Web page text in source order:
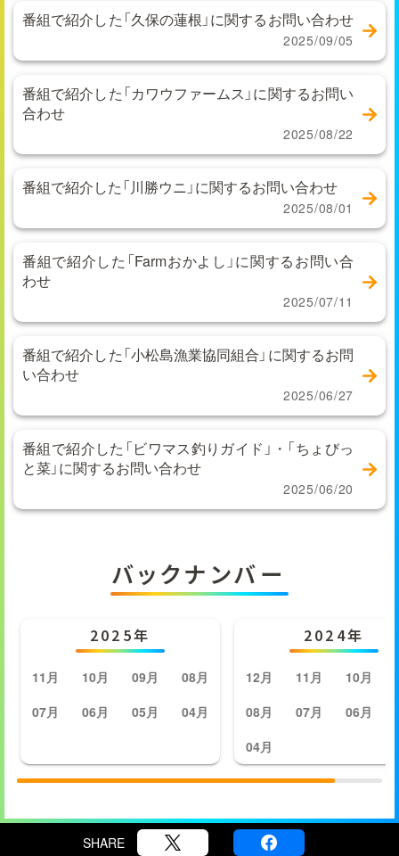
番組で紹介した「久保の蓮根」に関するお問い合わせ
2025/09/05
番組で紹介した「カワウファームス」に関するお問い
合わせ
2025/08/22
番組で紹介した「川勝ウニ」に関するお問い合わせ
2025/08/01
番組で紹介した「Farmおかよし」に関するお問い合
わせ
2025/07/11
番組で紹介した「小松島漁業協同組合」に関するお問
い合わせ
2025/06/27
番組で紹介した「ビワマス釣りガイド」・「ちょびっ
と菜」に関するお問い合わせ
2025/06/20
バックナンバー
2025年
11月 10月 09月
08月
07月
06月 05月 04月
2024年
12月 11月 10月
08月
07月 06月
04月
SHARE